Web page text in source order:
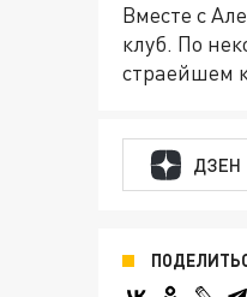
Вместе с
клуб. По
страейшем
ДЗЕН